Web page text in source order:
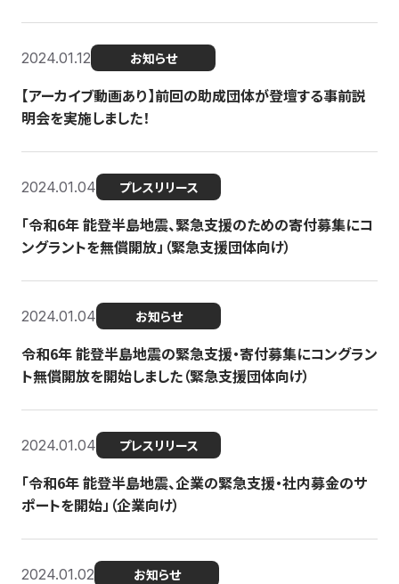
2024.01.12 お知らせ
【アーカイブ動画あり】前回の助成団体が登壇する事前説
明会を実施しました！
2024.01.04 プレスリリース
「令和6年 能登半島地震、緊急支援のための寄付募集にコ
ングラントを無償開放」（緊急支援団体向け）
2024.01.04 お知らせ
令和6年 能登半島地震の緊急支援・寄付募集にコングラン
ト無償開放を開始しました（緊急支援団体向け）
2024.01.04 プレスリリース
「令和6年 能登半島地震、企業の緊急支援・社内募金のサ
ポートを開始」（企業向け）
2024.01.02 お知らせ